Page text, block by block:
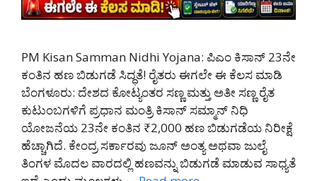
PM Kisan Samman Nidhi Yojana: ಪಿಎಂ ಕಿಸಾನ್ 23ನೇ
ಕಂತಿನ ಹಣ ಬಿಡುಗಡೆ ಸಿದ್ಧತೆ! ರೈತರು ಈಗಲೇ ಈ ಕೆಲಸ ಮಾಡಿ
ಬೆಂಗಳೂರು: ದೇಶದ ಕೋಟ್ಯಂತರ ಸಣ್ಣ ಮತ್ತು ಅತೀ ಸಣ್ಣ ರೈತ
ಕುಟುಂಬಗಳಿಗೆ ಪ್ರಧಾನ ಮಂತ್ರಿ ಕಿಸಾನ್ ಸಮ್ಮಾನ್ ನಿಧಿ
ಯೋಜನೆಯ 23ನೇ ಕಂತಿನ ₹2,000 ಹಣ ಬಿಡುಗಡೆಯ ನಿರೀಕ್ಷೆ
ಹೆಚ್ಚಾಗಿದೆ. ಕೇಂದ್ರ ಸರ್ಕಾರವು ಜೂನ್ ಅಂತ್ಯ ಅಥವಾ ಜುಲೈ
ತಿಂಗಳ ಮೊದಲ ವಾರದಲ್ಲಿ ಹಣವನ್ನು ಬಿಡುಗಡೆ ಮಾಡುವ ಸಾಧ್ಯತೆ